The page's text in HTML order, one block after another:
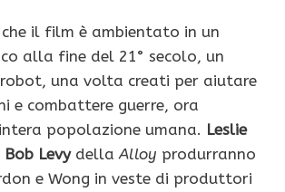
che il film è ambientato in un
alla fine del 21° secolo, un
una volta creati per aiutare
e combattere guerre, ora
popolazione umana. Leslie
Bob Levy dellaAlloy produrranno
e Wong in veste di produttori